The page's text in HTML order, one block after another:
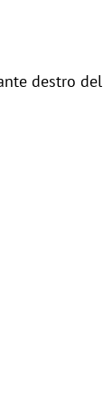
destro del